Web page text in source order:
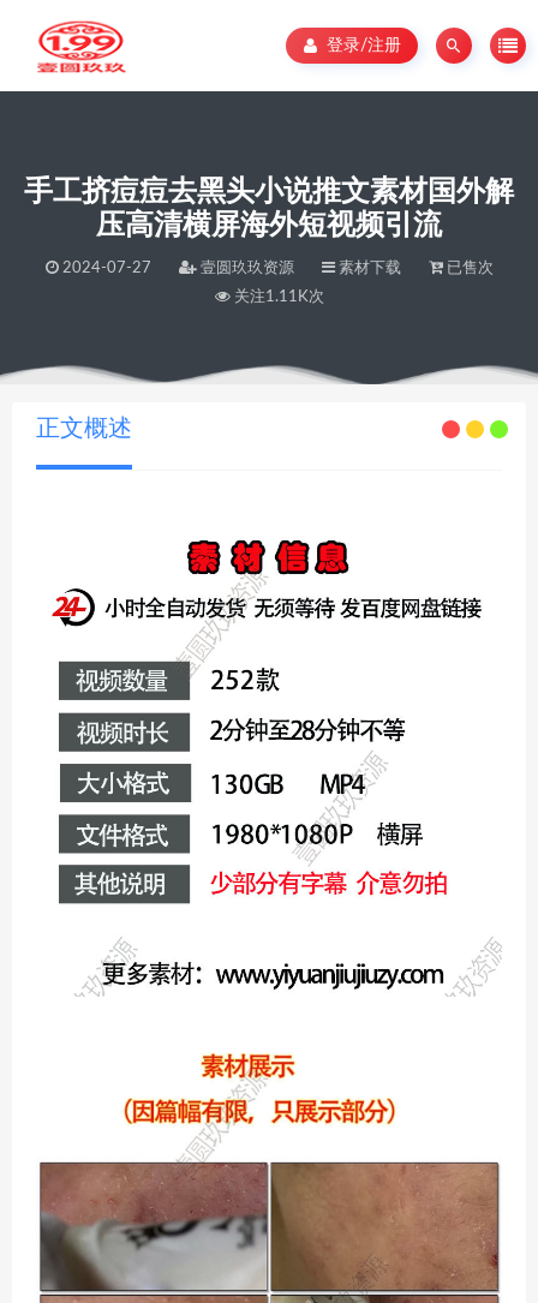
登录/注册
手工挤痘痘去黑头小说推文素材国外解
压高清横屏海外短视频引流
2024-07-27 壹圆玖玖资源 素材下载
已售次
关注1.11K次
当前位置：壹圆玖玖资源 >手工挤痘痘去黑头小说推文素材国外解压高清横屏海外短视频引流
正文概述